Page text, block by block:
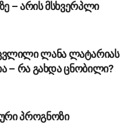
– არის მსხვერპლი
ლანა ლატარიას
– რა გახდა ცნობილი?
პროგნოზი